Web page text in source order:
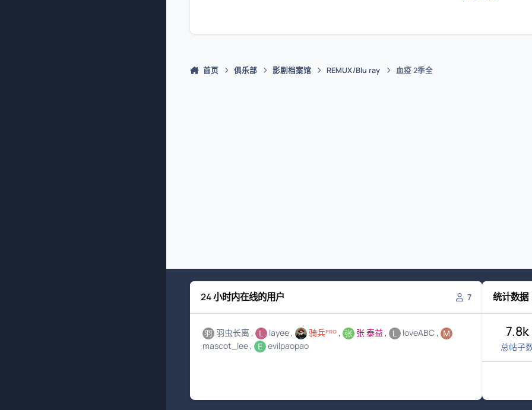
首页 俱乐部 影剧档案馆 REMUX/Blu ray 血疫 2季全
24 小时内在线的用户 7
羽虫长离 layee 骑兵ᴾᴿᴼ 张 泰益
loveABC
mascot_lee
evilpaopao
统计数据
7.8k
总帖子